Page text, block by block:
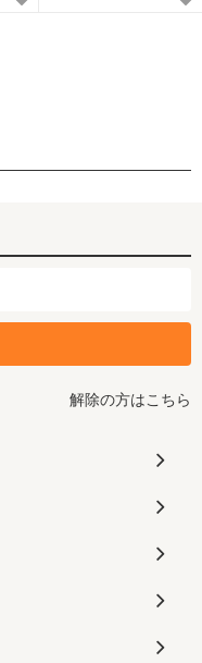
解除の方はこちら